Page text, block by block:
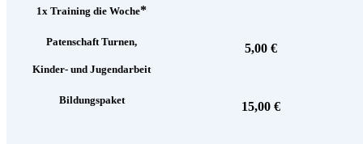
1x Training die Woche*
Patenschaft Turnen,
Kinder- und Jugendarbeit
5,00 €
Bildungspaket 15,00 €